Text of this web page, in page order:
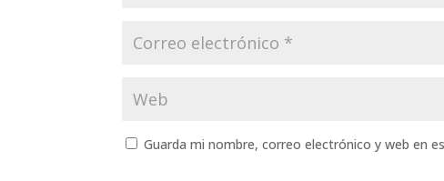
Guarda mi nombre, correo electrónico y web en